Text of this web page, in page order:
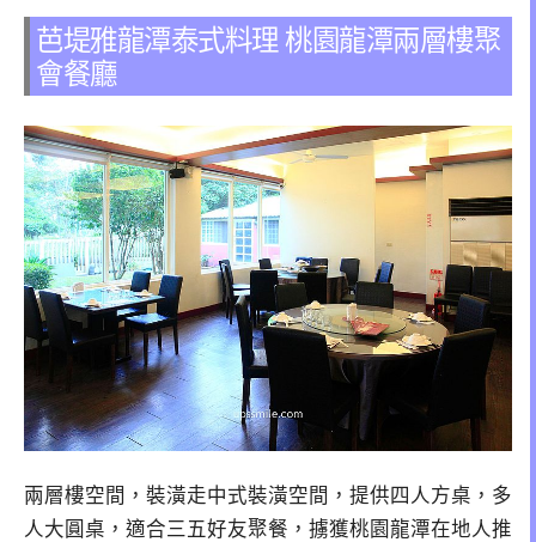
芭堤雅龍潭泰式料理 桃園龍潭兩層樓聚
會餐廳
兩層樓空間，裝潢走中式裝潢空間，提供四人方桌，多
人大圓桌，適合三五好友聚餐，擄獲桃園龍潭在地人推